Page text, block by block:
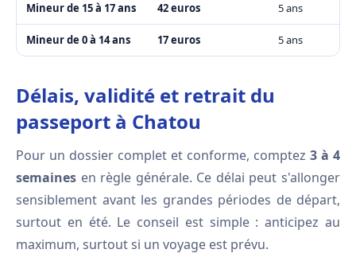
Mineur de 15 à 17 ans 42 euros 5 ans
Mineur de 0 à 14 ans 17 euros 5 ans
Délais, validité et retrait du
passeport à Chatou
Pour un dossier complet et conforme, comptez 3 à 4
semaines en règle générale. Ce délai peut s'allonger
sensiblement avant les grandes périodes de départ,
surtout en été. Le conseil est simple : anticipez au
maximum, surtout si un voyage est prévu.